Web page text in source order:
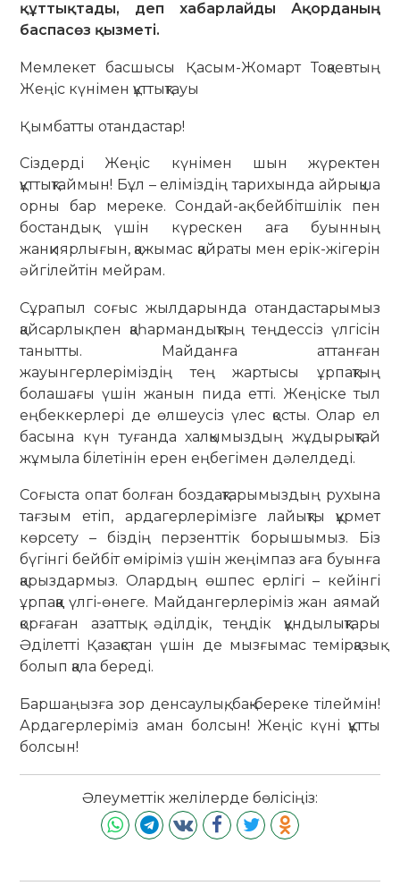
құттықтады, деп хабарлайды Ақорданың
баспасөз қызметі.
Мемлекет басшысы Қасым-Жомарт Тоқаевтың
Жеңіс күнімен құттықтауы
Қымбатты отандастар!
Сіздерді Жеңіс күнімен шын жүректен
құттықтаймын! Бұл – еліміздің тарихында айрықша
орны бар мереке. Сондай-ақ бейбітшілік пен
бостандық үшін күрескен аға буынның
жанқиярлығын, қажымас қайраты мен ерік-жігерін
әйгілейтін мейрам.
Сұрапыл соғыс жылдарында отандастарымыз
қайсарлық пен қаһармандықтың теңдессіз үлгісін
танытты. Майданға аттанған
жауынгерлеріміздің тең жартысы ұрпақтың
болашағы үшін жанын пида етті. Жеңіске тыл
еңбеккерлері де өлшеусіз үлес қосты. Олар ел
басына күн туғанда халқымыздың жұдырықтай
жұмыла білетінін ерен еңбегімен дәлелдеді.
Соғыста опат болған боздақтарымыздың рухына
тағзым етіп, ардагерлерімізге лайықты құрмет
көрсету – біздің перзенттік борышымыз. Біз
бүгінгі бейбіт өміріміз үшін жеңімпаз аға буынға
қарыздармыз. Олардың өшпес ерлігі – кейінгі
ұрпаққа үлгі-өнеге. Майдангерлеріміз жан аямай
қорғаған азаттық, әділдік, теңдік құндылықтары
Әділетті Қазақстан үшін де мызғымас темірқазық
болып қала береді.
Баршаңызға зор денсаулық, бақ-береке тілеймін!
Ардагерлеріміз аман болсын! Жеңіс күні құтты
болсын!
Әлеуметтік желілерде бөлісіңіз: